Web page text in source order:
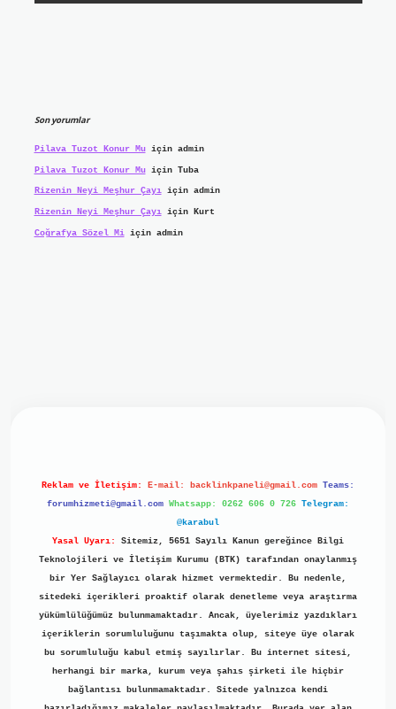
Son yorumlar
Pilava Tuzot Konur Muiçin admin
Pilava Tuzot Konur Muiçin Tuba
Rizenin Neyi Meşhur Çayıiçin admin
Rizenin Neyi Meşhur Çayıiçin Kurt
Coğrafya Sözel Miiçin admin
Reklam ve İletişim: E-mail: backlinkpaneli@gmail.com Teams:
forumhizmeti@gmail.com Whatsapp: 0262 606 0 726 Telegram:
@karabul
Yasal Uyarı:
Sitemiz, 5651 Sayılı Kanun gereğince Bilgi
Teknolojileri ve İletişim Kurumu (BTK) tarafından onaylanmış
bir Yer Sağlayıcı olarak hizmet vermektedir. Bu nedenle,
sitedeki içerikleri proaktif olarak denetleme veya araştırma
yükümlülüğümüz bulunmamaktadır. Ancak, üyelerimiz yazdıkları
içeriklerin sorumluluğunu taşımakta olup, siteye üye olarak
bu sorumluluğu kabul etmiş sayılırlar. Bu internet sitesi,
herhangi bir marka, kurum veya şahıs şirketi ile hiçbir
bağlantısı bulunmamaktadır. Sitede yalnızca kendi